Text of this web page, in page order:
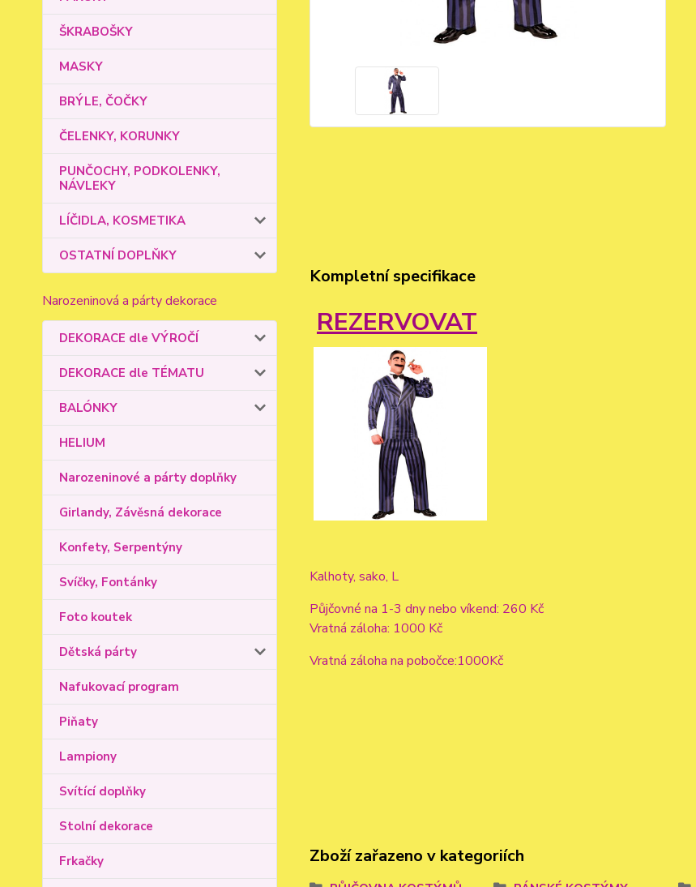
ŠKRABOŠKY
MASKY
BRÝLE, ČOČKY
ČELENKY, KORUNKY
PUNČOCHY, PODKOLENKY,
NÁVLEKY
LÍČIDLA, KOSMETIKA
OSTATNÍ DOPLŇKY
Narozeninová a párty dekorace
DEKORACE dle VÝROČÍ
DEKORACE dle TÉMATU
BALÓNKY
HELIUM
Narozeninové a párty doplňky
Girlandy, Závěsná dekorace
Konfety, Serpentýny
Svíčky, Fontánky
Foto koutek
Dětská párty
Nafukovací program
Piňaty
Lampiony
Svítící doplňky
Stolní dekorace
Frkačky
Kompletní specifikace
REZERVOVAT
Kalhoty, sako, L
Půjčovné na 1-3 dny nebo víkend: 260 Kč
Vratná záloha: 1000 Kč
Vratná záloha na pobočce:1000Kč
Zboží zařazeno v kategoriích